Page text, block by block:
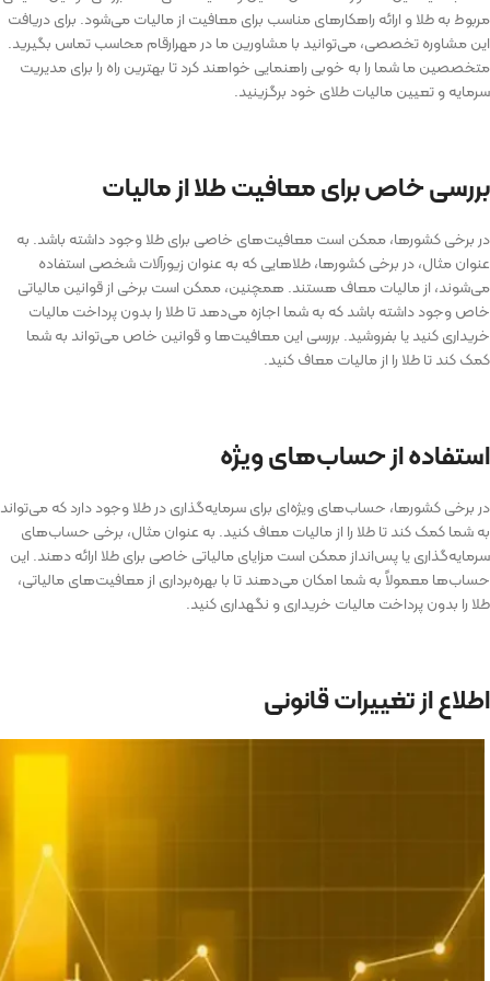
مربوط به طلا و ارائه راهکارهای مناسب برای معافیت از مالیات می‌شود. برای دریافت
این مشاوره تخصصی، می­‌توانید با مشاورین ما در مهرارقام محاسب تماس بگیرید.
متخصصین ما شما را به خوبی راهنمایی خواهند کرد تا بهترین راه را برای مدیریت
سرمایه و تعیین مالیات طلای خود برگزینید.
بررسی خاص برای معافیت طلا از مالیات
در برخی کشورها، ممکن است معافیت‌های خاصی برای طلا وجود داشته باشد. به
عنوان مثال، در برخی کشورها، طلاهایی که به عنوان زیورآلات شخصی استفاده
می‌شوند، از مالیات معاف هستند. همچنین، ممکن است برخی از قوانین مالیاتی
خاص وجود داشته باشد که به شما اجازه می‌دهد تا طلا را بدون پرداخت مالیات
خریداری کنید یا بفروشید. بررسی این معافیت‌ها و قوانین خاص می‌تواند به شما
کمک کند تا طلا را از مالیات معاف کنید.
استفاده از حساب‌های ویژه
در برخی کشورها، حساب‌های ویژه‌ای برای سرمایه‌گذاری در طلا وجود دارد که می‌تواند
به شما کمک کند تا طلا را از مالیات معاف کنید. به عنوان مثال، برخی حساب‌های
سرمایه‌گذاری یا پس‌انداز ممکن است مزایای مالیاتی خاصی برای طلا ارائه دهند. این
حساب‌ها معمولاً به شما امکان می‌دهند تا با بهره‌برداری از معافیت‌های مالیاتی،
طلا را بدون پرداخت مالیات خریداری و نگهداری کنید.
اطلاع از تغییرات قانونی